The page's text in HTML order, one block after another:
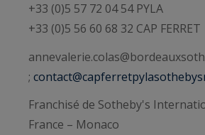
+33 (0)5 57 72 04 54 PYLA
+33 (0)5 56 60 68 32 CAP FERRET
;
Franchisé de Sotheby's
France – Monaco